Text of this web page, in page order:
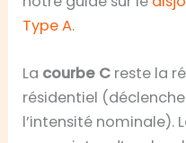
Type A.
La courbe C reste la
résidentiel
l’intensité nominale).